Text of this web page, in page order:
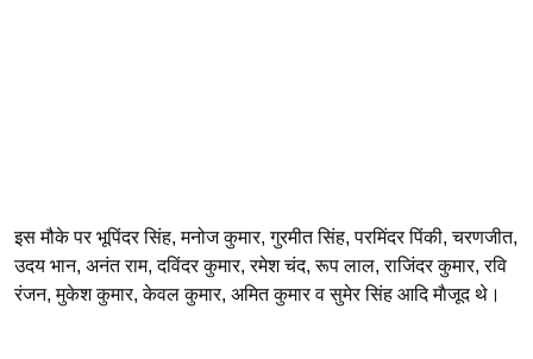
इस मौके पर भूपिंदर सिंह, मनोज कुमार, गुरमीत सिंह, परमिंदर पिंकी, चरणजीत,
उदय भान, अनंत राम, दविंदर कुमार, रमेश चंद, रूप लाल, राजिंदर कुमार, रवि
रंजन, मुकेश कुमार, केवल कुमार, अमित कुमार व सुमेर सिंह आदि माैजूद थे।